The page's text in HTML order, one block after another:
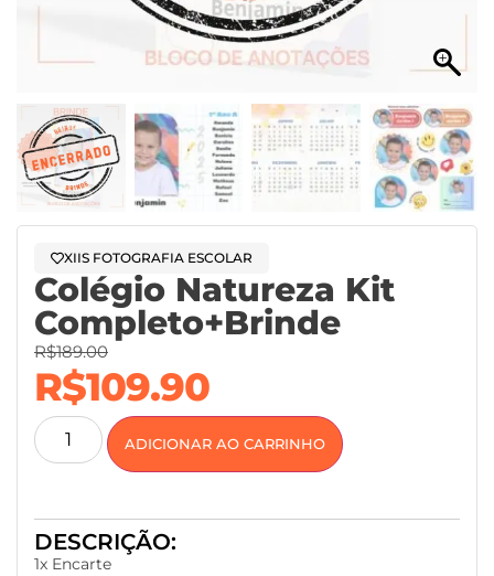
XIIS FOTOGRAFIA ESCOLAR
Colégio Natureza Kit
Completo+Brinde
R$189.00
R$109.90
ADICIONAR AO CARRINHO
DESCRIÇÃO:
1x Encarte